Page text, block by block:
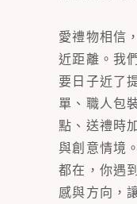
愛禮物相信
近距離。我
要日子近了
單、職人包
點、送禮時
與創意情境
都在，你遇
感與方向，